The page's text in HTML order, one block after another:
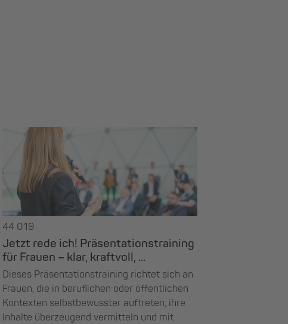
44 019
Jetzt rede ich! Präsentationstraining
für Frauen – klar, kraftvoll, ...
Dieses Präsentationstraining richtet sich an
Frauen, die in beruflichen oder öffentlichen
Kontexten selbstbewusster auftreten, ihre
Inhalte überzeugend vermitteln und mit